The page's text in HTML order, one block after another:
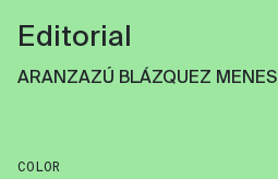
Editorial
ARANZAZÚ BLÁZQUEZ MENES
COLOR